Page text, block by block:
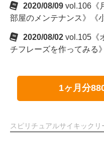
2020/08/09 vol.106《
部屋のメンテナンス》《
2020/08/02 vol.105《
チフレーズを作ってみる
1ヶ月分
スピリチュアルサイキックリ